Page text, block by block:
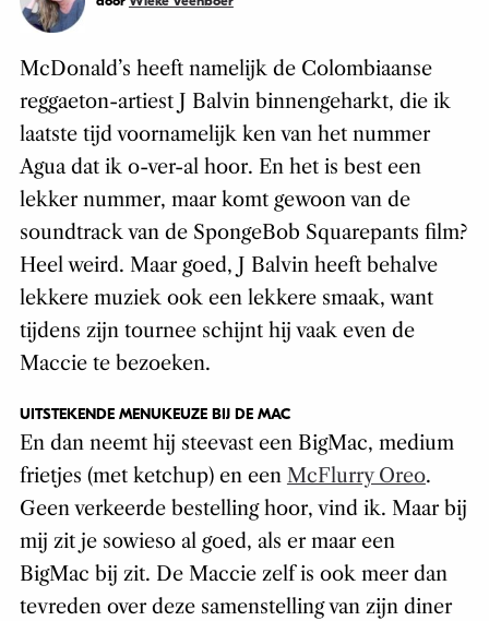
McDonald’s heeft namelijk de Colombiaanse
reggaeton-artiest J Balvin binnengeharkt, die ik
laatste tijd voornamelijk ken van het nummer
Agua dat ik o-ver-al hoor. En het is best een
lekker nummer, maar komt gewoon van de
soundtrack van de SpongeBob Squarepants film?
Heel weird. Maar goed, J Balvin heeft behalve
lekkere muziek ook een lekkere smaak, want
tijdens zijn tournee schijnt hij vaak even de
Maccie te bezoeken.
UITSTEKENDE MENUKEUZE BIJ DE MAC
En dan neemt hij steevast een BigMac, medium
frietjes (met ketchup) en een McFlurry Oreo.
Geen verkeerde bestelling hoor, vind ik. Maar bij
mij zit je sowieso al goed, als er maar een
BigMac bij zit. De Maccie zelf is ook meer dan
tevreden over deze samenstelling van zijn diner